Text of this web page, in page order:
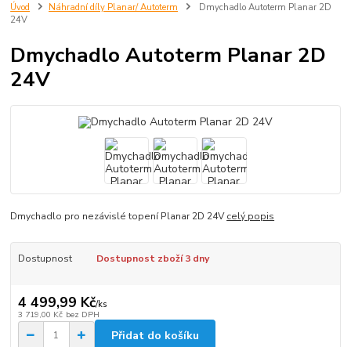
Úvod Náhradní díly Planar/ Autoterm
Dmychadlo Autoterm Planar 2D
24V
Dmychadlo Autoterm Planar 2D
24V
Dmychadlo pro nezávislé topení Planar 2D 24Vcelý popis
Dostupnost Dostupnost zboží 3 dny
4 499,99 Kč/ks
3 719,00 Kč bez DPH
Přidat do košíku